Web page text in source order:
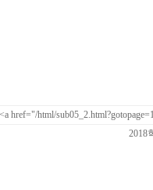
2018